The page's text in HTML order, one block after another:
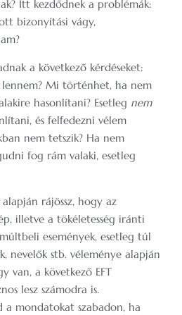
Itt kezdődnek a problémák:
bizonyítási vágy,
a következő kérdéseket:
Mi történhet, ha nem
hasonlítani? Esetleg nem
és felfedezni vélem
nem tetszik? Ha nem
fog rám valaki, esetleg
rájössz, hogy az
illetve a tökéletesség iránti
események, esetleg túl
nevelők stb. véleménye alapján
van, a következő EFT
lesz számodra is.
a mondatokat szabadon, ha